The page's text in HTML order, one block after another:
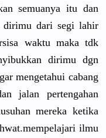
semuanya itu dan
dirimu dari segi lahir
waktu maka tdk
dirimu dgn
mengetahui cabang
jalan pertengahan
mereka ketika
ilmu